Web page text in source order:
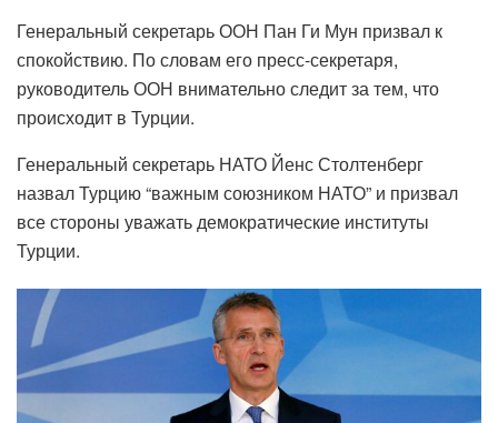
Генеральный секретарь ООН Пан Ги Мун призвал к
спокойствию. По словам его пресс-секретаря,
руководитель ООН внимательно следит за тем, что
происходит в Турции.
Генеральный секретарь НАТО Йенс Столтенберг
назвал Турцию “важным союзником НАТО” и призвал
все стороны уважать демократические институты
Турции.